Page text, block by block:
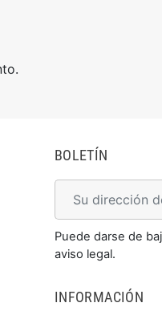
BOLETÍN
Puede darse de
aviso legal.
INFORMACIÓN